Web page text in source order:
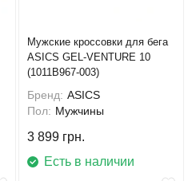
Мужские кроссовки для бега
ASICS GEL-VENTURE 10
(1011B967-003)
Бренд: ASICS
Пол: Мужчины
3 899 грн.
Есть в наличии